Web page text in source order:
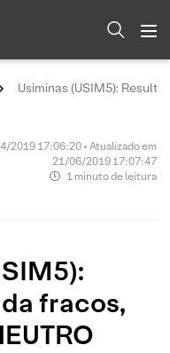
Usiminas (USIM5):
2019 17:06:20 • Atualizado em
21/06/2019 17:07:47
1 minuto de leitura
fracos,